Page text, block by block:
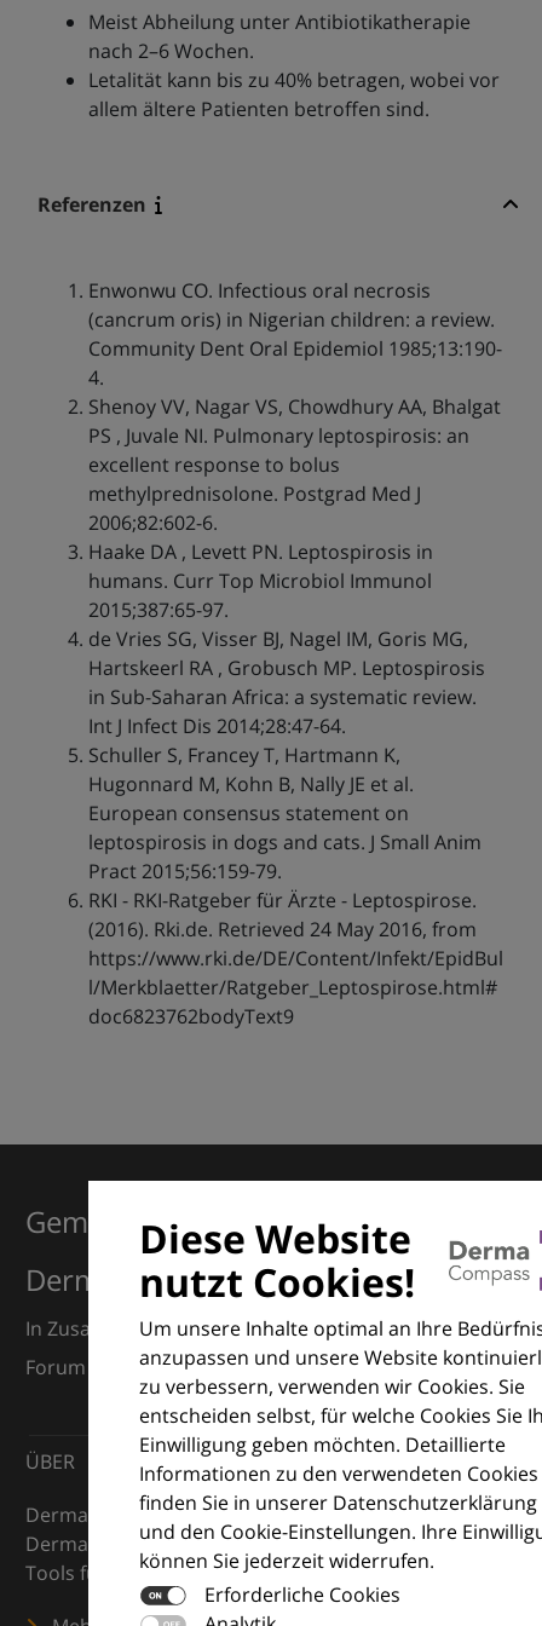
Meist Abheilung unter Antibiotikatherapie
nach 2–6 Wochen.
Letalität kann bis zu 40% betragen, wobei vor
allem ältere Patienten betroffen sind.
Referenzen
Enwonwu CO. Infectious oral necrosis
(cancrum oris) in Nigerian children: a review.
Community Dent Oral Epidemiol 1985;13:190-
4.
Shenoy VV, Nagar VS, Chowdhury AA, Bhalgat
PS , Juvale NI. Pulmonary leptospirosis: an
excellent response to bolus
methylprednisolone. Postgrad Med J
2006;82:602-6.
Haake DA , Levett PN. Leptospirosis in
humans. Curr Top Microbiol Immunol
2015;387:65-97.
de Vries SG, Visser BJ, Nagel IM, Goris MG,
Hartskeerl RA , Grobusch MP. Leptospirosis
in Sub-Saharan Africa: a systematic review.
Int J Infect Dis 2014;28:47-64.
Schuller S, Francey T, Hartmann K,
Hugonnard M, Kohn B, Nally JE et al.
European consensus statement on
leptospirosis in dogs and cats. J Small Anim
Pract 2015;56:159-79.
RKI - RKI-Ratgeber für Ärzte - Leptospirose.
(2016). Rki.de. Retrieved 24 May 2016, from
https://www.rki.de/DE/Content/Infekt/EpidBul
l/Merkblaetter/Ratgeber_Leptospirose.html#
doc6823762bodyText9
Diese Website
nutzt Cookies!
Um unsere Inhalte optimal an Ihre
anzupassen und unsere Website
zu verbessern, verwenden wir Cookies. Sie
entscheiden selbst, für welche Cookies Sie
Einwilligung geben möchten. Detaillierte
Informationen zu den verwendeten Cookies
finden Sie in unserer Datenschutzerklärung
und den Cookie-Einstellungen. Ihre
können Sie jederzeit widerrufen.
Erforderliche Cookies
Gemeinsam für Exzellenz in der
Dermatologie
In Zusammenarbeit mit dem European Dermatology
Forum (EDF) und Euroderm Excellence
ÜBER
DermaCompass ist Ihr digitaler Kompass für die
Dermatologie – mit Wissen, Bildern und praktischen
Tools für den klinischen Alltag.